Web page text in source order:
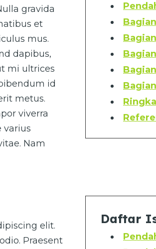
gravida
et
mus.
dapibus,
mi ultrices
id
metus.
viverra
varius
Nam
elit.
Praesent
Daftar